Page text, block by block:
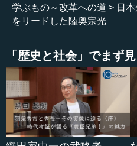
学ぶもの～改革への道
日
をリードした陸奥宗光
「歴史と社会」でまず